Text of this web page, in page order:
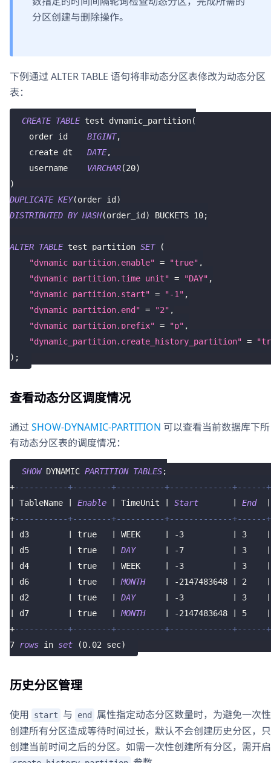
分区创建与删除操作。
下例通过 ALTER TABLE 语句将非动态分区表修改为动态分区
表：
CREATE TABLE test_dynamic_partition(
    order_id
BIGINT,
    create_dt
DATE,
    username
VARCHAR(20)
)
DUPLICATE KEY(order_id)
DISTRIBUTED BY HASH(order_id) BUCKETS 10;
ALTER TABLE test_partition SET
(
"dynamic_partition.enable" = "true"
"dynamic_partition.time_unit" = "DAY"
"dynamic_partition.start" = "-1"
"dynamic_partition.end" = "2"
"dynamic_partition.prefix" = "p"
"dynamic_partition.create_history_partition" =
) ;
查看动态分区调度情况
通过SHOW-DYNAMIC-PARTITION 可以查看当前数据库下所
有动态分区表的调度情况：
SHOW DYNAMIC PARTITION TABLES;
+-----------+--------+----------+-------------
|
TableName | Enable | TimeUnit | Start | End
|
+-----------+--------+----------+-------------
|
d3 | true | WEEK | -3 | 3
|
|
d5 | true | DAY | -7 | 3
|
|
d4 | true | WEEK | -3 | 3
|
|
d6 | true | MONTH | -2147483648 | 2
|
|
d2 | true | DAY | -3 | 3
|
|
d7 | true | MONTH | -2147483648 | 5
|
+-----------+--------+----------+-------------
7
rows in set (0.02 sec)
历史分区管理
使用 start 与 end
属性指定动态分区数量时，为避免一次性
创建所有分区造成等待时间过长，默认不会创建历史分区，只
创建当前时间之后的分区。如需一次性创建所有分区，需开启